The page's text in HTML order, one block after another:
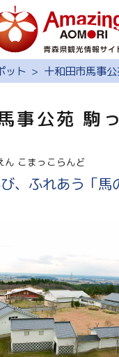
ット 十和田市馬事
事公苑 駒
ん こまっこらんど
、ふれあう「馬